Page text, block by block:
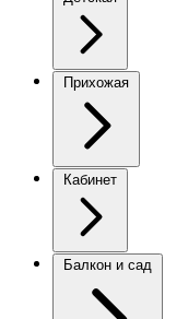
Прихожая
Кабинет
Балкон и сад